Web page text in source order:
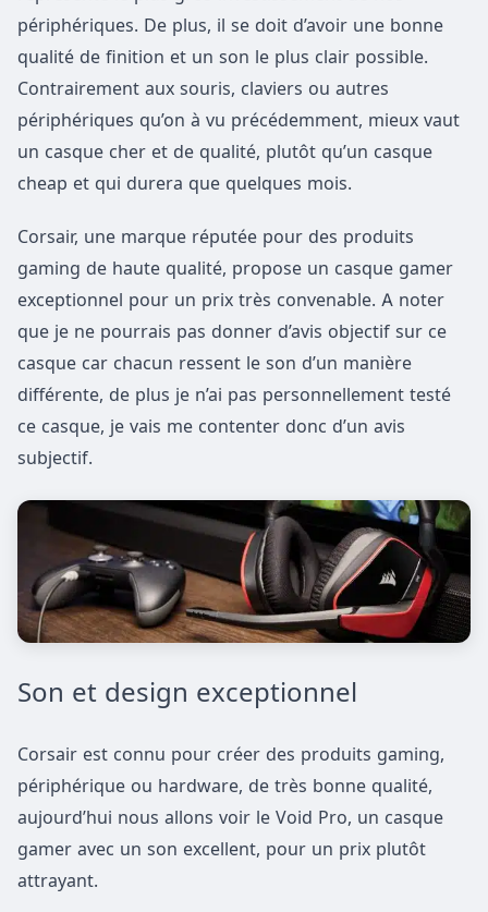
périphériques. De plus, il se doit d’avoir une bonne
qualité de finition et un son le plus clair possible.
Contrairement aux souris, claviers ou autres
périphériques qu’on à vu précédemment, mieux vaut
un casque cher et de qualité, plutôt qu’un casque
cheap et qui durera que quelques mois.
Corsair, une marque réputée pour des produits
gaming de haute qualité, propose un casque gamer
exceptionnel pour un prix très convenable. A noter
que je ne pourrais pas donner d’avis objectif sur ce
casque car chacun ressent le son d’un manière
différente, de plus je n’ai pas personnellement testé
ce casque, je vais me contenter donc d’un avis
subjectif.
Son et design exceptionnel
Corsair est connu pour créer des produits gaming,
périphérique ou hardware, de très bonne qualité,
aujourd’hui nous allons voir le Void Pro, un casque
gamer avec un son excellent, pour un prix plutôt
attrayant.